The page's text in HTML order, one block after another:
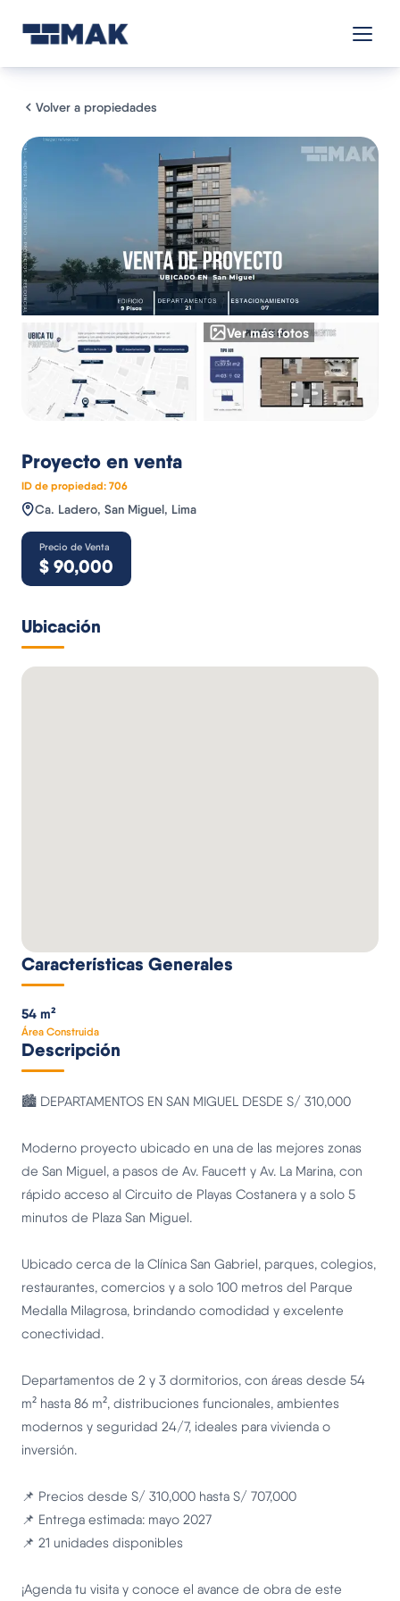
Volver a propiedades
Ver más fotos
Proyecto en venta
ID de propiedad: 706
Ca. Ladero, San Miguel, Lima
Precio de Venta
$ 90,000
Ubicación
Características Generales
54 m²
Área Construida
Descripción
🏙️ DEPARTAMENTOS EN SAN MIGUEL DESDE S/ 310,000
Moderno proyecto ubicado en una de las mejores zonas
de San Miguel, a pasos de Av. Faucett y Av. La Marina, con
rápido acceso al Circuito de Playas Costanera y a solo 5
minutos de Plaza San Miguel.
Ubicado cerca de la Clínica San Gabriel, parques, colegios,
restaurantes, comercios y a solo 100 metros del Parque
Medalla Milagrosa, brindando comodidad y excelente
conectividad.
Departamentos de 2 y 3 dormitorios, con áreas desde 54
m² hasta 86 m², distribuciones funcionales, ambientes
modernos y seguridad 24/7, ideales para vivienda o
inversión.
📌 Precios desde S/ 310,000 hasta S/ 707,000
📌 Entrega estimada: mayo 2027
📌 21 unidades disponibles
¡Agenda tu visita y conoce el avance de obra de este